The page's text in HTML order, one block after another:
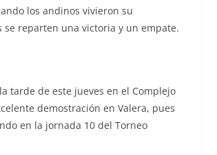
los andinos vivieron su
se reparten una victoria y un empate.
tarde de este jueves en el Complejo
demostración en Valera, pues
en la jornada 10 del Torneo